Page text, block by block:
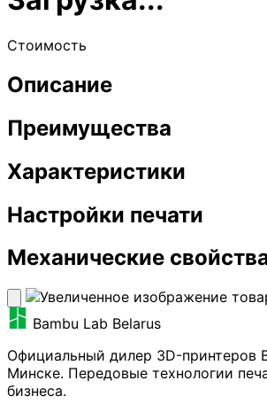
Стоимость
Описание
Преимущества
Характеристики
Настройки печати
Механические
Bambu Lab Belarus
Официальный дилер 3D-принтеров
Минске. Передовые технологии
бизнеса.